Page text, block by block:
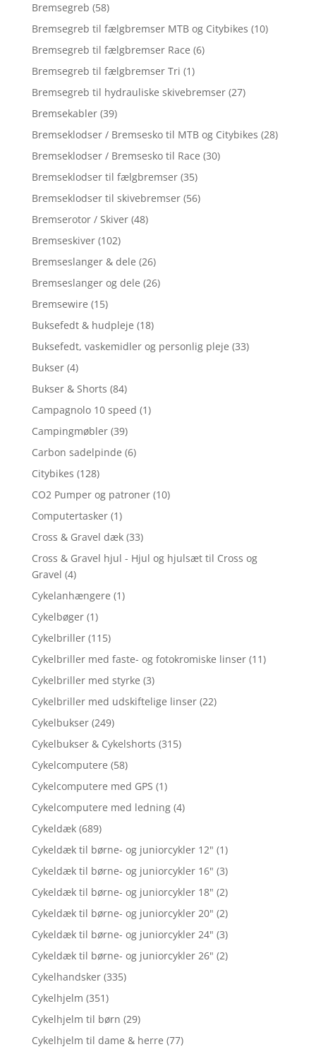
Bremsegreb (58)
Bremsegreb til fælgbremser MTB og Citybikes (10)
Bremsegreb til fælgbremser Race (6)
Bremsegreb til fælgbremser Tri (1)
Bremsegreb til hydrauliske skivebremser (27)
Bremsekabler (39)
Bremseklodser / Bremsesko til MTB og Citybikes (28)
Bremseklodser / Bremsesko til Race (30)
Bremseklodser til fælgbremser (35)
Bremseklodser til skivebremser (56)
Bremserotor / Skiver (48)
Bremseskiver (102)
Bremseslanger & dele (26)
Bremseslanger og dele (26)
Bremsewire (15)
Buksefedt & hudpleje (18)
Buksefedt, vaskemidler og personlig pleje (33)
Bukser (4)
Bukser & Shorts (84)
Campagnolo 10 speed (1)
Campingmøbler (39)
Carbon sadelpinde (6)
Citybikes (128)
CO2 Pumper og patroner (10)
Computertasker (1)
Cross & Gravel dæk (33)
Cross & Gravel hjul - Hjul og hjulsæt til Cross og
Gravel (4)
Cykelanhængere (1)
Cykelbøger (1)
Cykelbriller (115)
Cykelbriller med faste- og fotokromiske linser (11)
Cykelbriller med styrke (3)
Cykelbriller med udskiftelige linser (22)
Cykelbukser (249)
Cykelbukser & Cykelshorts (315)
Cykelcomputere (58)
Cykelcomputere med GPS (1)
Cykelcomputere med ledning (4)
Cykeldæk (689)
Cykeldæk til børne- og juniorcykler 12" (1)
Cykeldæk til børne- og juniorcykler 16" (3)
Cykeldæk til børne- og juniorcykler 18" (2)
Cykeldæk til børne- og juniorcykler 20" (2)
Cykeldæk til børne- og juniorcykler 24" (3)
Cykeldæk til børne- og juniorcykler 26" (2)
Cykelhandsker (335)
Cykelhjelm (351)
Cykelhjelm til børn (29)
Cykelhjelm til dame & herre (77)